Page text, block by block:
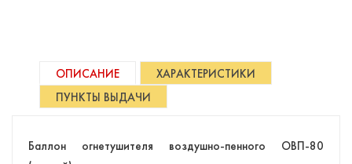
ОПИСАНИЕ
ХАРАКТЕРИСТИКИ
ПУНКТЫ ВЫДАЧИ
Баллон огнетушителя воздушно-пенного ОВП-80